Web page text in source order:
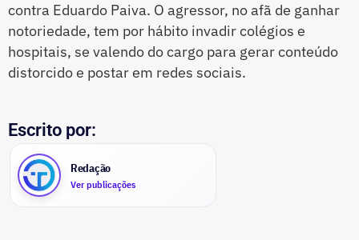
contra Eduardo Paiva. O agressor, no afã de ganhar
notoriedade, tem por hábito invadir colégios e
hospitais, se valendo do cargo para gerar conteúdo
distorcido e postar em redes sociais.
Escrito por:
Redação
Ver publicações